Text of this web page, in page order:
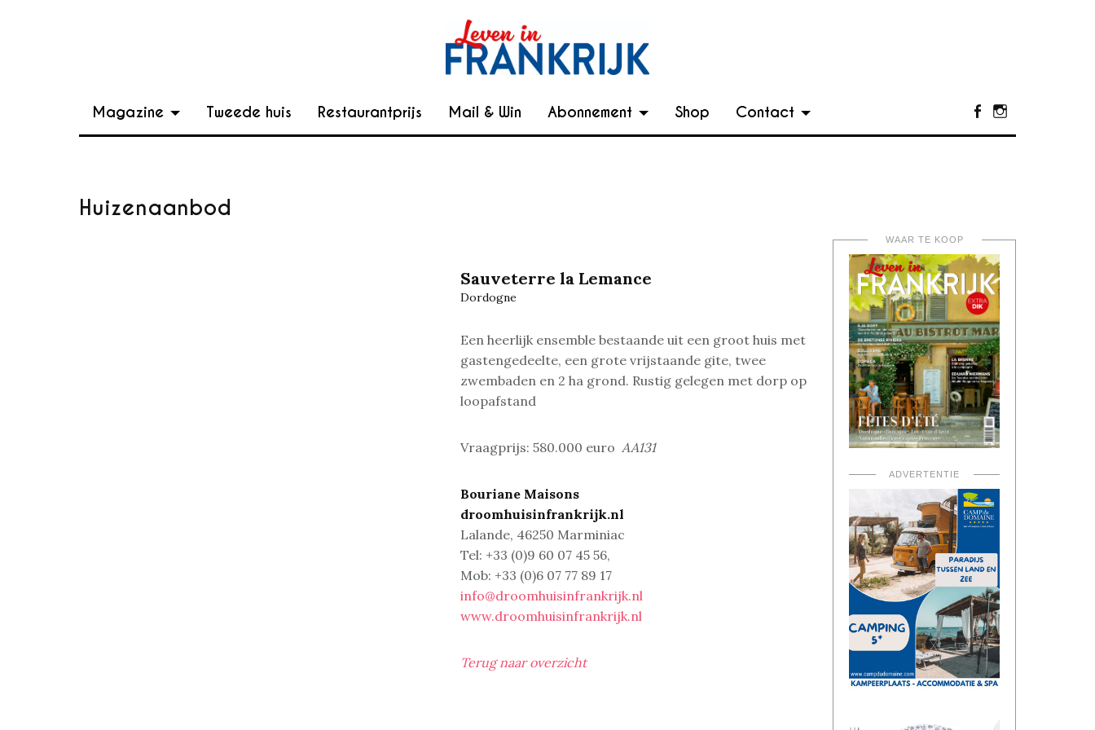
Magazine Tweede huis Restaurantprijs Mail & Win Abonnement Shop Contact Facebook
Huizenaanbod
Sauveterre la Lemance
Dordogne
Een heerlijk ensemble bestaande uit een groot huis met
gastengedeelte, een grote vrijstaande gite, twee
zwembaden en 2 ha grond. Rustig gelegen met dorp op
loopafstand
Vraagprijs: 580.000 euro AA131
Bouriane Maisons
droomhuisinfrankrijk.nl
Lalande, 46250 Marminiac
Tel: +33 (0)9 60 07 45 56,
Mob: +33 (0)6 07 77 89 17
info@droomhuisinfrankrijk.nl
www.droomhuisinfrankrijk.nl
Terug naar overzicht
WAAR TE KOOP
ADVERTENTIE